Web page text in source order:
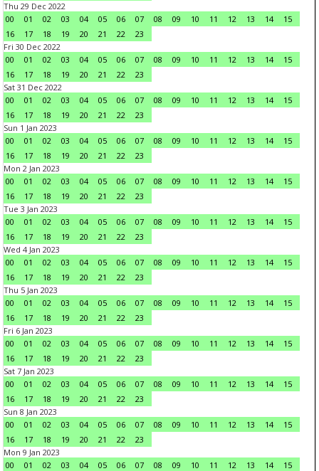
Thu 29 Dec 2022
00
01 02 03 04 05 06 07 08 09 10 11 12 13 14
15
16
17 18 19 20 21 22
23
Fri 30 Dec 2022
00
01 02 03 04 05 06 07 08 09 10 11 12 13 14
15
16
17 18 19 20 21 22
23
Sat 31 Dec 2022
00
01 02 03 04 05 06 07 08 09 10 11 12 13 14
15
16
17 18 19 20 21 22
23
Sun 1 Jan 2023
00
01 02 03 04 05 06 07 08 09 10 11 12 13 14
15
16
17 18 19 20 21 22
23
Mon 2 Jan 2023
00
01 02 03 04 05 06 07 08 09 10 11 12 13 14
15
16
17 18 19 20 21 22
23
Tue 3 Jan 2023
00
01 02 03 04 05 06 07 08 09 10 11 12 13 14
15
16
17 18 19 20 21 22
23
Wed 4 Jan 2023
00
01 02 03 04 05 06 07 08 09 10 11 12 13 14
15
16
17 18 19 20 21 22
23
Thu 5 Jan 2023
00
01 02 03 04 05 06 07 08 09 10 11 12 13 14
15
16
17 18 19 20 21 22
23
Fri 6 Jan 2023
00
01 02 03 04 05 06 07 08 09 10 11 12 13 14
15
16
17 18 19 20 21 22
23
Sat 7 Jan 2023
00
01 02 03 04 05 06 07 08 09 10 11 12 13 14
15
16
17 18 19 20 21 22
23
Sun 8 Jan 2023
00
01 02 03 04 05 06 07 08 09 10 11 12 13 14
15
16
17 18 19 20 21 22
23
Mon 9 Jan 2023
00
01 02 03 04 05 06 07 08 09 10 11 12 13 14 15